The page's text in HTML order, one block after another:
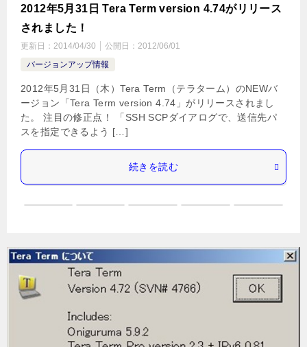
2012年5月31日 Tera Term version 4.74がリリース
されました！
更新日： 2014/04/30 公開日： 2012/06/01
バージョンアップ情報
2012年5月31日（木）Tera Term（テラターム）のNEWバ
ージョン「Tera Term version 4.74」がリリースされまし
た。 注目の修正点！ 「SSH SCPダイアログで、送信先パ
スを指定できるよう […]
続きを読む